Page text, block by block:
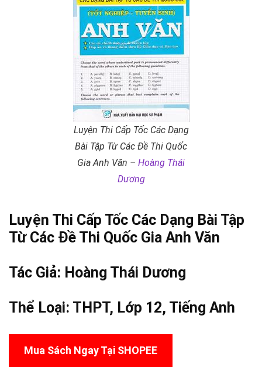
Luyện Thi Cấp Tốc Các Dạng
Bài Tập Từ Các Đề Thi Quốc
Gia Anh Văn – Hoàng Thái
Dương
Luyện Thi Cấp Tốc Các Dạng Bài Tập
Từ Các Đề Thi Quốc Gia Anh Văn
Tác Giả: Hoàng Thái Dương
Thể Loại: THPT, Lớp 12, Tiếng Anh
Mua Sách Ngay Tại SHOPEE